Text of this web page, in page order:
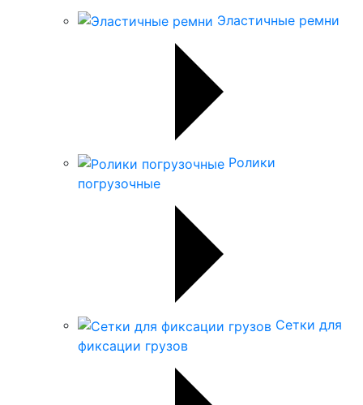
Эластичные ремни
Ролики
погрузочные
Сетки для
фиксации грузов